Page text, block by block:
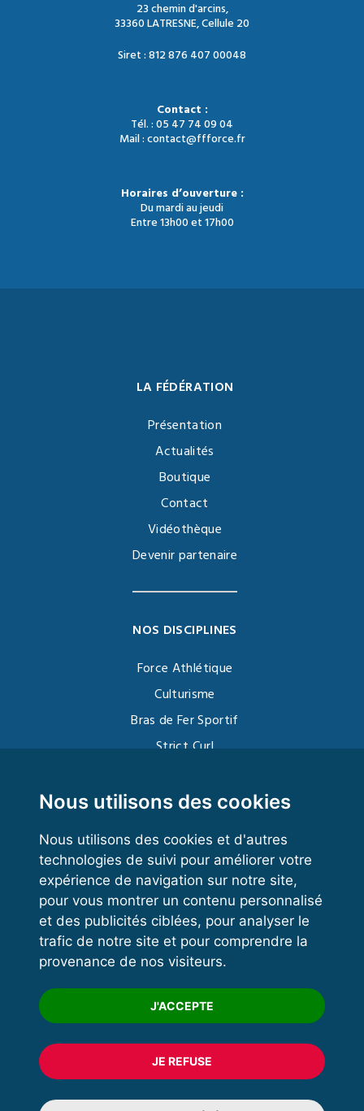
Nous utilisons des cookies
Nous utilisons des cookies et d'autres
technologies de suivi pour améliorer votre
expérience de navigation sur notre site,
pour vous montrer un contenu personnalisé
et des publicités ciblées, pour analyser le
trafic de notre site et pour comprendre la
provenance de nos visiteurs.
J'ACCEPTE
JE REFUSE
23 chemin d'arcins,
33360 LATRESNE, Cellule 20
Siret : 812 876 407 00048
Contact :
Tél. : 05 47 74 09 04
Mail : contact@ffforce.fr
Horaires d’ouverture :
Du mardi au jeudi
Entre 13h00 et 17h00
LA FÉDÉRATION
Présentation
Actualités
Boutique
Contact
Vidéothèque
Devenir partenaire
NOS DISCIPLINES
Force Athlétique
Culturisme
Bras de Fer Sportif
Strict Curl
Kettlebell
VOS ESPACES
Espace dirigeant
Espace licencié
Trouver un club
Formation
© 2020 FFFORCE Tous droits réservés
Mentions légales